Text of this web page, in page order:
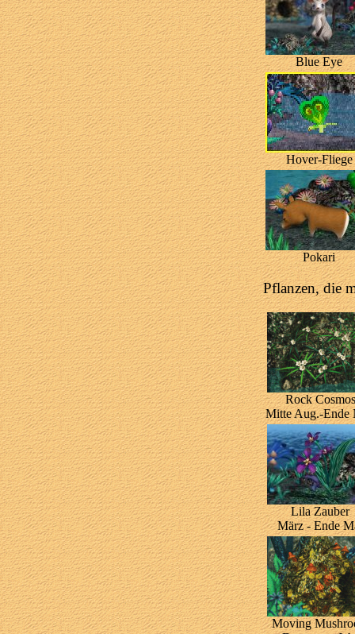
Blue Eye
Hover-Fliege
Pokari
Pflanzen, die
Rock Cosmos
Mitte Aug.-Ende
Lila Zauber
März - Ende
Moving